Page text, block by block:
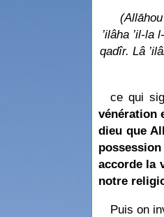
’ilâha ’il-
qadîr. Lâ
ce qui
vénération
dieu que
accorde la
notre
Puis on